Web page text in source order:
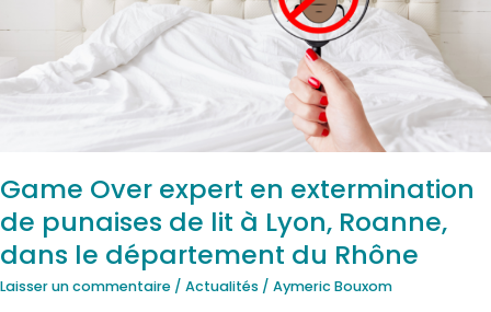
Game Over expert en extermination
de punaises de lit à Lyon, Roanne,
dans le département du Rhône
Laisser un commentaire / Actualités / Aymeric Bouxom
punaises
de
Roanne,
dans
le
du